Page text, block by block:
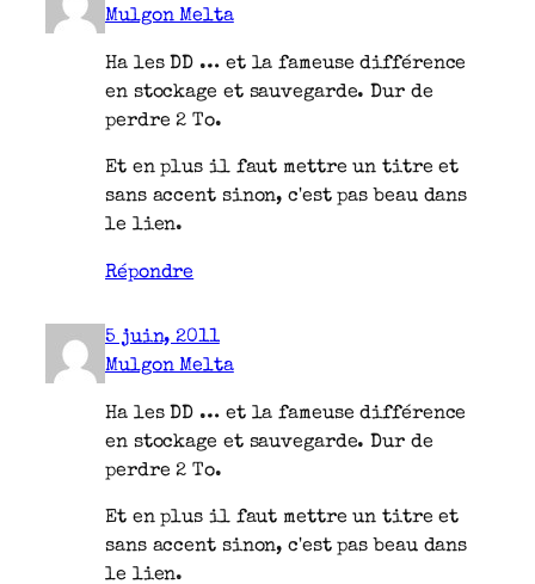
Mulgon Melta
Ha les DD … et la fameuse différence
en stockage et sauvegarde. Dur de
perdre 2 To.
Et en plus il faut mettre un titre et
sans accent sinon, c'est pas beau dans
le lien.
Répondre
5 juin, 2011
Mulgon Melta
Ha les DD … et la fameuse différence
en stockage et sauvegarde. Dur de
perdre 2 To.
Et en plus il faut mettre un titre et
sans accent sinon, c'est pas beau dans
le lien.